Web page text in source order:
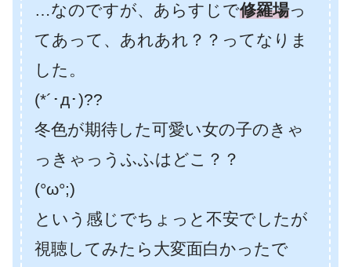
…なのですが、あらすじで修羅場っ
てあって、あれあれ？？ってなりま
した。
(*´･д･)??
冬色が期待した可愛い女の子のきゃ
っきゃっうふふはどこ？？
(°ω°;)
という感じでちょっと不安でしたが
視聴してみたら大変面白かったで